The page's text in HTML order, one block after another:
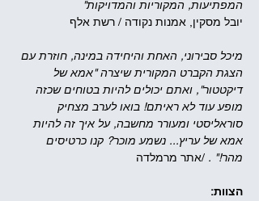
המפתיעות, המקוריות והמדויקות"
יובל מסקין, אמנות נקודה / רשת אלף
מיכל סבירוני, האחת והיחידה במינה, חוזרת עם
הצגת הקברט המקורית שיצרה "אמא של
דיקטטור", ואתם יכולים להיות בטוחים שכזה
מופע עוד לא ראיתם! בואו לערב מצחיק
סוראליסטי ומעורר מחשבה, על איך זה להיות
אמא של עריץ... נשמע מוכר? קנו כרטיסים
מהר!" . /אתר מרמלדה
הצוות: